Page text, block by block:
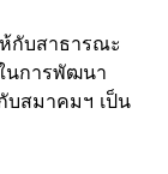
กับสาธารณะ
นการพัฒนา
บสมาคมฯ เป็น